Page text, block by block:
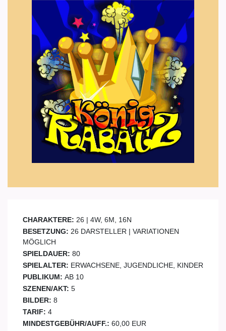
CHARAKTERE: 26 | 4W, 6M, 16N
BESETZUNG: 26 DARSTELLER | VARIATIONEN
MÖGLICH
SPIELDAUER: 80
SPIELALTER: ERWACHSENE, JUGENDLICHE, KINDER
PUBLIKUM: AB 10
SZENEN/AKT: 5
BILDER: 8
TARIF: 4
MINDESTGEBÜHR/AUFF.: 60,00 EUR